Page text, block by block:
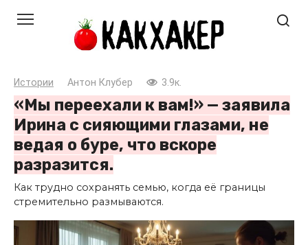
Истории Антон Клубер 3.9к.
«Мы переехали к вам!» — заявила
Ирина с сияющими глазами, не
ведая о буре, что вскоре
разразится.
Как трудно сохранять семью, когда её границы
стремительно размываются.